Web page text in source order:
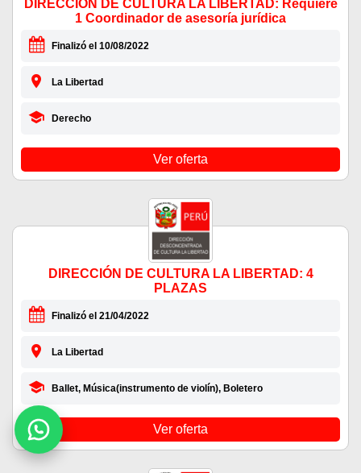
DIRECCIÓN DE CULTURA LA LIBERTAD: Requiere
1 Coordinador de asesoría jurídica
Finalizó el 10/08/2022
La Libertad
Derecho
Ver oferta
DIRECCIÓN DE CULTURA LA LIBERTAD: 4
PLAZAS
Finalizó el 21/04/2022
La Libertad
Ballet, Música(instrumento de violín), Boletero
Ver oferta